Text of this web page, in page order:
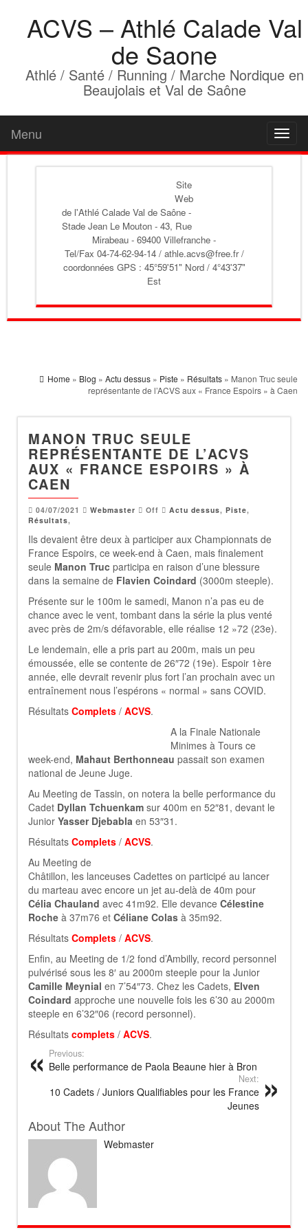
ACVS – Athlé Calade Val
de Saone
Athlé / Santé / Running / Marche Nordique en
Beaujolais et Val de Saône
Menu
Site
Web
de l'Athlé Calade Val de Saône -
Stade Jean Le Mouton - 43, Rue
Mirabeau - 69400 Villefranche -
Tel/Fax 04-74-62-94-14 / athle.acvs@free.fr /
coordonnées GPS : 45°59'51" Nord / 4°43'37"
Est
Home » Blog » Actu dessus » Piste » Résultats » Manon Truc seule
représentante de l’ACVS aux « France Espoirs » à Caen
MANON TRUC SEULE
REPRÉSENTANTE DE L’ACVS
AUX « FRANCE ESPOIRS » À
CAEN
04/07/2021 Webmaster Off Actu dessus, Piste,
Résultats,
Ils devaient être deux à participer aux Championnats de
France Espoirs, ce week-end à Caen, mais finalement
seule Manon Truc participa en raison d’une blessure
dans la semaine de Flavien Coindard (3000m steeple).
Présente sur le 100m le samedi, Manon n’a pas eu de
chance avec le vent, tombant dans la série la plus venté
avec près de 2m/s défavorable, elle réalise 12 »72 (23e).
Le lendemain, elle a pris part au 200m, mais un peu
émoussée, elle se contente de 26″72 (19e). Espoir 1ère
année, elle devrait revenir plus fort l’an prochain avec un
entraînement nous l’espérons « normal » sans COVID.
Résultats Complets / ACVS.
A la Finale Nationale
Minimes à Tours ce
week-end, Mahaut Berthonneau passait son examen
national de Jeune Juge.
Au Meeting de Tassin, on notera la belle performance du
Cadet Dyllan Tchuenkam sur 400m en 52″81, devant le
Junior Yasser Djebabla en 53″31.
Résultats Complets / ACVS.
Au Meeting de
Châtillon, les lanceuses Cadettes on participé au lancer
du marteau avec encore un jet au-delà de 40m pour
Célia Chauland avec 41m92. Elle devance Célestine
Roche à 37m76 et Céliane Colas à 35m92.
Résultats Complets / ACVS.
Enfin, au Meeting de 1/2 fond d’Ambilly, record personnel
pulvérisé sous les 8′ au 2000m steeple pour la Junior
Camille Meynial en 7’54″73. Chez les Cadets, Elven
Coindard approche une nouvelle fois les 6’30 au 2000m
steeple en 6’32″06 (record personnel).
Résultats complets / ACVS.
Previous:
Belle performance de Paola Beaune hier à Bron
Next:
10 Cadets / Juniors Qualifiables pour les France
Jeunes
About The Author
Webmaster